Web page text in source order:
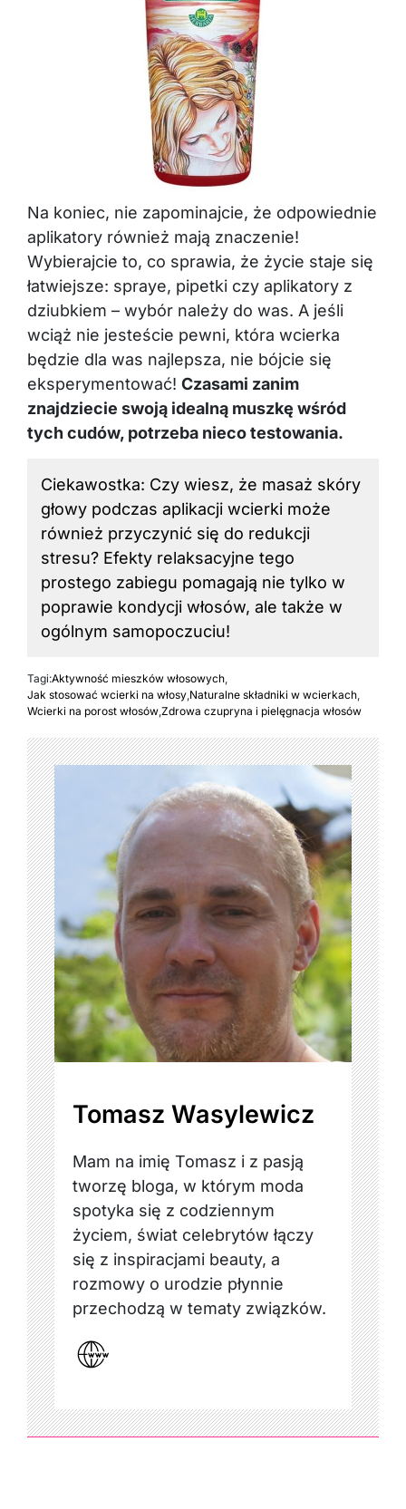
Na koniec, nie zapominajcie, że odpowiednie
aplikatory również mają znaczenie!
Wybierajcie to, co sprawia, że życie staje się
łatwiejsze: spraye, pipetki czy aplikatory z
dziubkiem – wybór należy do was. A jeśli
wciąż nie jesteście pewni, która wcierka
będzie dla was najlepsza, nie bójcie się
eksperymentować! Czasami zanim
znajdziecie swoją idealną muszkę wśród
tych cudów, potrzeba nieco testowania.
Ciekawostka: Czy wiesz, że masaż skóry
głowy podczas aplikacji wcierki może
również przyczynić się do redukcji
stresu? Efekty relaksacyjne tego
prostego zabiegu pomagają nie tylko w
poprawie kondycji włosów, ale także w
ogólnym samopoczuciu!
Tagi:Aktywność mieszków włosowych
Jak stosować wcierki na włosy Naturalne składniki w wcierkach
Wcierki na porost włosów Zdrowa czupryna i pielęgnacja włosów
Tomasz Wasylewicz
Mam na imię Tomasz i z pasją
tworzę bloga, w którym moda
spotyka się z codziennym
życiem, świat celebrytów łączy
się z inspiracjami beauty, a
rozmowy o urodzie płynnie
przechodzą w tematy związków.